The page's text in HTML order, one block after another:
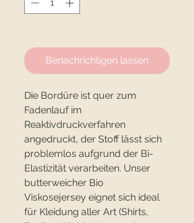
Benachrichtigen lassen
Die Bordüre ist quer zum
Fadenlauf im
Reaktivdruckverfahren
angedruckt, der Stoff lässt sich
problemlos aufgrund der Bi-
Elastizität verarbeiten. Unser
butterweicher Bio
Viskosejersey eignet sich ideal
für Kleidung aller Art (Shirts,